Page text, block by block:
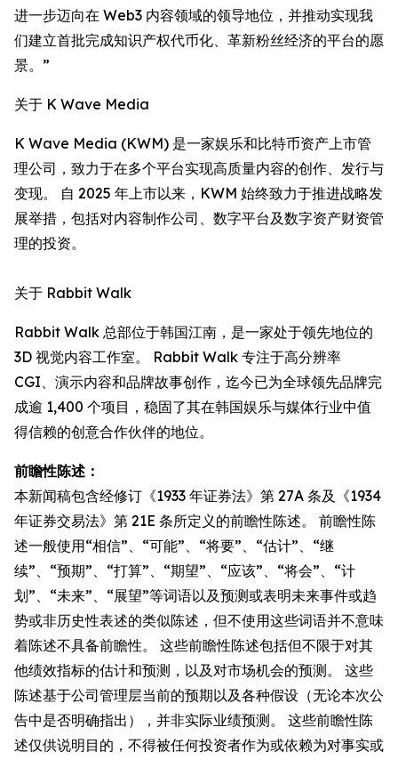
进一步迈向在 Web3 内容领域的领导地位，并推动实现我
们建立首批完成知识产权代币化、革新粉丝经济的平台的愿
景。”
关于 K Wave Media
K Wave Media (KWM) 是一家娱乐和比特币资产上市管
理公司，致力于在多个平台实现高质量内容的创作、发行与
变现。 自 2025 年上市以来，KWM 始终致力于推进战略发
展举措，包括对内容制作公司、数字平台及数字资产财资管
理的投资。
关于 Rabbit Walk
Rabbit Walk 总部位于韩国江南，是一家处于领先地位的
3D 视觉内容工作室。 Rabbit Walk 专注于高分辨率
CGI、演示内容和品牌故事创作，迄今已为全球领先品牌完
成逾 1,400 个项目，稳固了其在韩国娱乐与媒体行业中值
得信赖的创意合作伙伴的地位。
前瞻性陈述：
本新闻稿包含经修订《1933 年证券法》第 27A 条及《1934
年证券交易法》第 21E 条所定义的前瞻性陈述。 前瞻性陈
述一般使用“相信”、“可能”、“将要”、“估计”、“继
续”、“预期”、“打算”、“期望”、“应该”、“将会”、“计
划”、“未来”、“展望”等词语以及预测或表明未来事件或趋
势或非历史性表述的类似陈述，但不使用这些词语并不意味
着陈述不具备前瞻性。 这些前瞻性陈述包括但不限于对其
他绩效指标的估计和预测，以及对市场机会的预测。 这些
陈述基于公司管理层当前的预期以及各种假设（无论本次公
告中是否明确指出），并非实际业绩预测。 这些前瞻性陈
述仅供说明目的，不得被任何投资者作为或依赖为对事实或